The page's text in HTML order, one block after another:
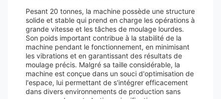
Pesant 20 tonnes, la machine possède une structure
solide et stable qui prend en charge les opérations à
grande vitesse et les tâches de moulage lourdes.
Son poids important contribue à la stabilité de la
machine pendant le fonctionnement, en minimisant
les vibrations et en garantissant des résultats de
moulage précis. Malgré sa taille considérable, la
machine est conçue dans un souci d'optimisation de
l'espace, lui permettant de s'intégrer efficacement
dans divers environnements de production sans